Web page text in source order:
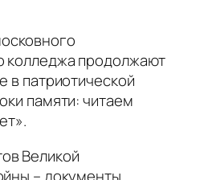
колледжа продолжают
в патриотической
памяти: читаем
Великой
– документы